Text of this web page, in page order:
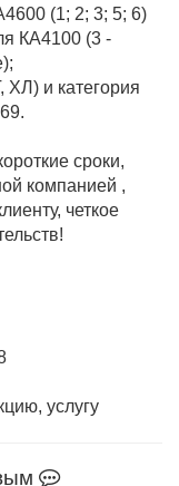
(1; 2; 3; 5; 6)
КА4100 (3 -
ХЛ) и категория
сроки,
компанией ,
четкое
услугу